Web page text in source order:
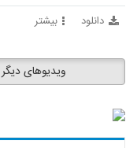
دانلود بیشتر
ویدیوهای دیگر